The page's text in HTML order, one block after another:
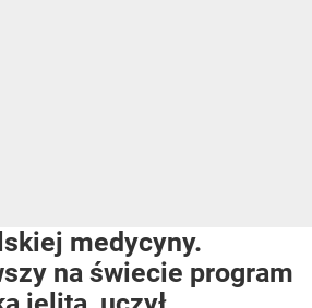
medycyny.
na świecie program